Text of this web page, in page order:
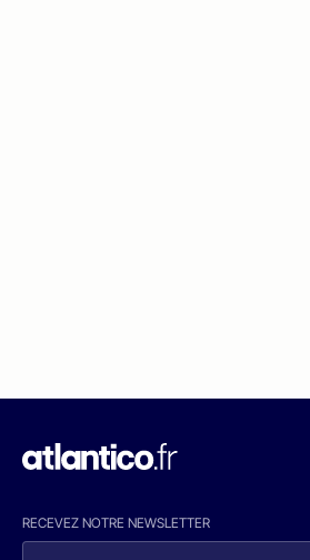
RECEVEZ NOTRE NEWSLETTER